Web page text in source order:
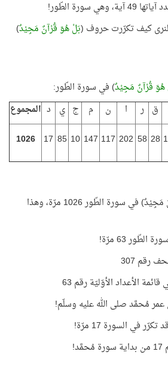
سورة الطّور!
لنرى كيف تكرّرت حروف (بَلْ هُوَ قُرْآنٌ مَجِيْدٌ)
هُوَ قُرْآنٌ مَجِيْدٌ) في سورة الطّور:
ق ر ا ن م ج ي د المجموع
28
58
202
117
147
10
85
17
1026
تكرّرت حروف (بَلْ هُوَ قُرْآنٌ مَجِيْدٌ) في سورة الطّور 1026 مرّة، وهذا
63 مرّة!
رقم 307
في السورة 17 مرّة!